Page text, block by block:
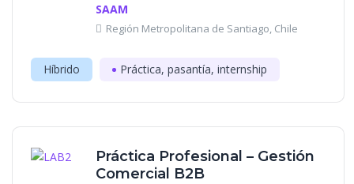
SAAM
Región Metropolitana de Santiago, Chile
Híbrido Práctica, pasantía, internship
Práctica Profesional – Gestión
Comercial B2B